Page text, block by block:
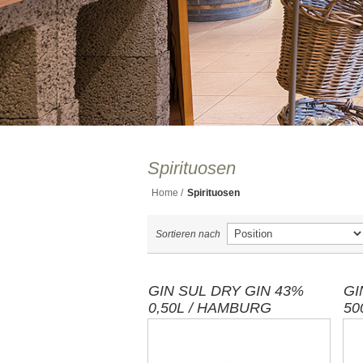
Spirituosen
Home / Spirituosen
Sortieren nach
GIN SUL DRY GIN 43%
0,50L / HAMBURG